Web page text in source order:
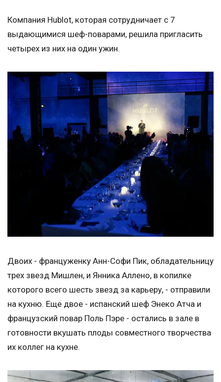
Компания Hublot, которая сотрудничает с 7
выдающимися шеф-поварами, решила пригласить
четырех из них на один ужин.
Двоих - француженку Анн-Софи Пик, обладательницу
трех звезд Мишлен, и Янника Аллено, в копилке
которого всего шесть звезд за карьеру, - отправили
на кухню. Еще двое - испанский шеф Энеко Атча и
французский повар Поль Пэре - остались в зале в
готовности вкушать плоды совместного творчества
их коллег на кухне.